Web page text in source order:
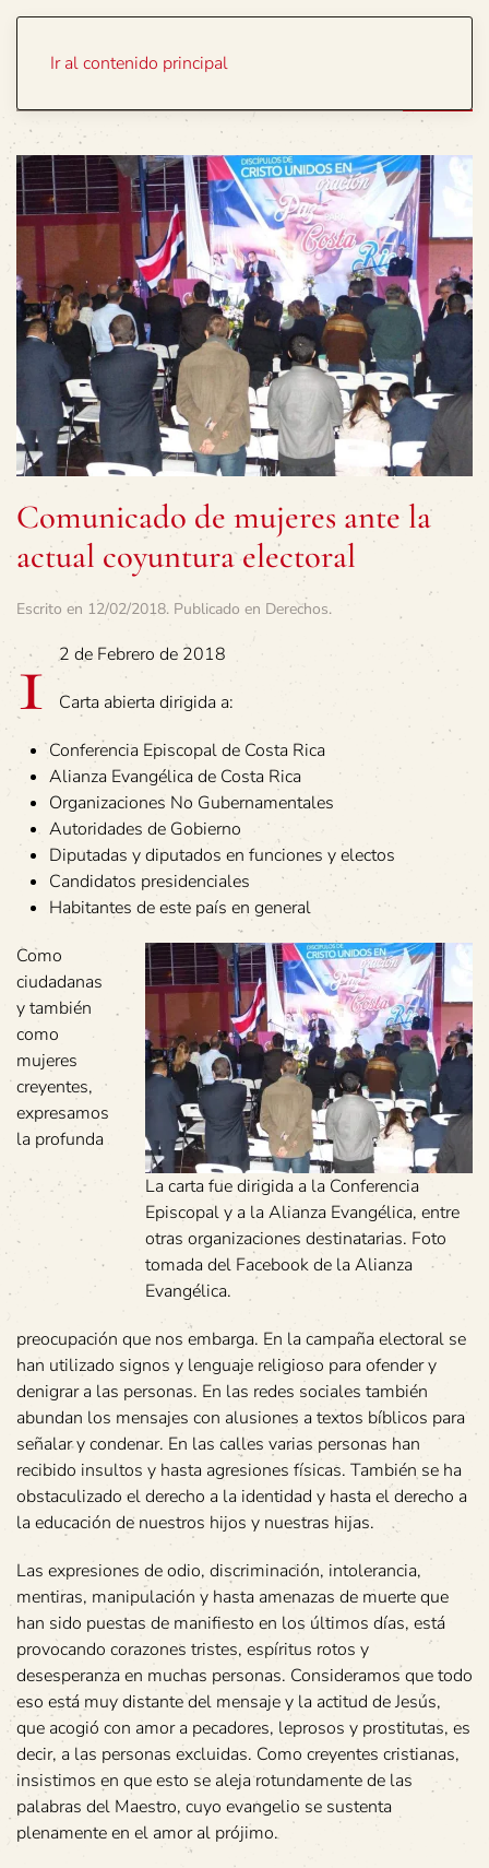
Ir al contenido principal
Comunicado de mujeres ante la
actual coyuntura electoral
Escrito en 12/02/2018. Publicado en Derechos.
1
2 de Febrero de 2018
Carta abierta dirigida a:
Conferencia Episcopal de Costa Rica
Alianza Evangélica de Costa Rica
Organizaciones No Gubernamentales
Autoridades de Gobierno
Diputadas y diputados en funciones y electos
Candidatos presidenciales
Habitantes de este país en general
La carta fue dirigida a la Conferencia
Episcopal y a la Alianza Evangélica, entre
otras organizaciones destinatarias. Foto
tomada del Facebook de la Alianza
Evangélica.
Como
ciudadanas
y también
como
mujeres
creyentes,
expresamos
la profunda
preocupación que nos embarga. En la campaña electoral se
han utilizado signos y lenguaje religioso para ofender y
denigrar a las personas. En las redes sociales también
abundan los mensajes con alusiones a textos bíblicos para
señalar y condenar. En las calles varias personas han
recibido insultos y hasta agresiones físicas. También se ha
obstaculizado el derecho a la identidad y hasta el derecho a
la educación de nuestros hijos y nuestras hijas.
Las expresiones de odio, discriminación, intolerancia,
mentiras, manipulación y hasta amenazas de muerte que
han sido puestas de manifiesto en los últimos días, está
provocando corazones tristes, espíritus rotos y
desesperanza en muchas personas. Consideramos que todo
eso está muy distante del mensaje y la actitud de Jesús,
que acogió con amor a pecadores, leprosos y prostitutas, es
decir, a las personas excluidas. Como creyentes cristianas,
insistimos en que esto se aleja rotundamente de las
palabras del Maestro, cuyo evangelio se sustenta
plenamente en el amor al prójimo.